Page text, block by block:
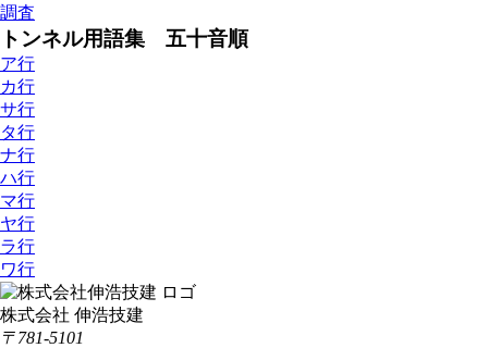
調査
トンネル用語集 五十音順
ア行
カ行
サ行
タ行
ナ行
ハ行
マ行
ヤ行
ラ行
ワ行
株式会社 伸浩技建
〒781-5101